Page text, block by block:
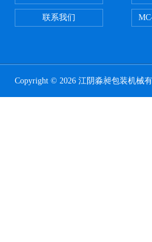
联系我们
Copyright © 2026 江阴淼昶包装机械